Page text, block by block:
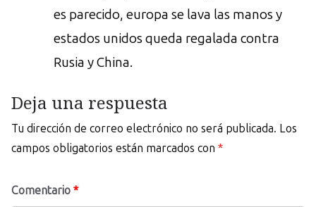
es parecido, europa se lava las manos y
estados unidos queda regalada contra
Rusia y China.
Deja una respuesta
Tu dirección de correo electrónico no será publicada. Los
campos obligatorios están marcados con *
Comentario *